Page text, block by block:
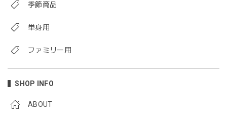
季節商品
単身用
ファミリー用
SHOP INFO
ABOUT